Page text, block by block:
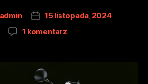
admin
15 listopada, 2024
1 komentarz